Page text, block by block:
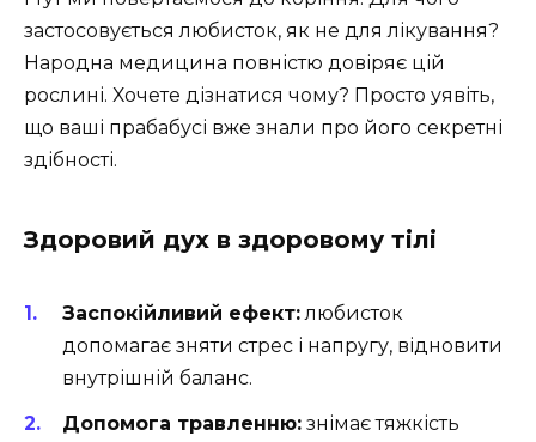
застосовується любисток, як не для лікування?
Народна медицина повністю довіряє цій
рослині. Хочете дізнатися чому? Просто уявіть,
що ваші прабабусі вже знали про його секретні
здібності.
Здоровий дух в здоровому тілі
Заспокійливий ефект: любисток
допомагає зняти стрес і напругу, відновити
внутрішній баланс.
Допомога травленню: знімає тяжкість